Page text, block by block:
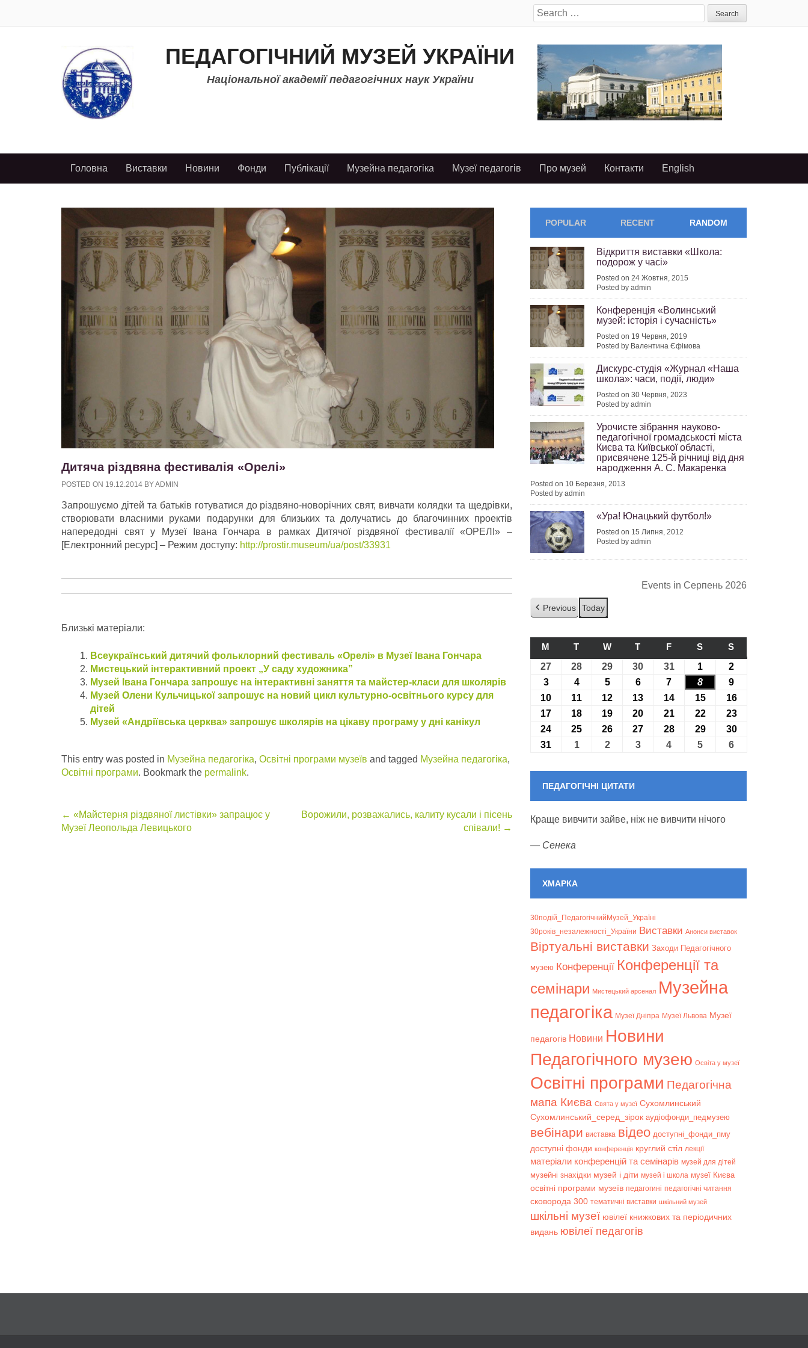
Search
for:
ПЕДАГОГІЧНИЙ МУЗЕЙ УКРАЇНИ
Національної академії педагогічних наук України
Головна Виставки Новини Фонди Публікації Музейна педагогіка Музеї педагогів Про музей Контакти English
Дитяча різдвяна фестивалія «Орелі»
POSTED ON 19.12.2014 BYADMIN
Запрошуємо дітей та батьків готуватися до різдвяно-новорічних свят, вивчати колядки та щедрівки,
створювати власними руками подарунки для близьких та долучатись до благочинних проектів
напередодні свят у Музеї Івана Гончара в рамках Дитячої різдвяної фестивалії «ОРЕЛІ» –
[Електронний ресурс] – Режим доступу: http://prostir.museum/ua/post/33931
Близькі матеріали:
Всеукраїнський дитячий фольклорний фестиваль «Орелі» в Музеї Івана Гончара
Мистецький інтерактивний проект „У саду художника”
Музей Івана Гончара запрошує на інтерактивні заняття та майстер-класи для школярів
Музей Олени Кульчицької запрошує на новий цикл культурно-освітнього курсу для
дітей
Музей «Андріївська церква» запрошує школярів на цікаву програму у дні канікул
This entry was posted in Музейна педагогіка, Освітні програми музеїв and tagged Музейна педагогіка,
Освітні програми. Bookmark the permalink.
Post
← «Майстерня різдвяної листівки» запрацює у
Музеї Леопольда Левицького
Ворожили, розважались, калиту кусали і пісень
співали! →
POPULAR RECENT RANDOM
Відкриття виставки «Школа:
подорож у часі»
Posted on 24 Жовтня, 2015
Posted by admin
Конференція «Волинський
музей: історія і сучасність»
Posted on 19 Червня, 2019
Posted by Валентина Єфімова
Дискурс-студія «Журнал «Наша
школа»: часи, події, люди»
Posted on 30 Червня, 2023
Posted by admin
Урочисте зібрання науково-
педагогічної громадськості міста
Києва та Київської області,
присвячене 125-й річниці від дня
народження А. С. Макаренка
Posted on 10 Березня, 2013
Posted by admin
«Ура! Юнацький футбол!»
Posted on 15 Липня, 2012
Posted by admin
Events in Серпень 2026
Previous Today
M ПОНЕДІЛОК
T ВІВТОРОК
WСЕРЕДА
T ЧЕТВЕР
FП’ЯТНИЦЯ
S СУБОТА
S
27 27.07.2026
28 28.07.2026
29 29.07.2026
30 30.07.2026
3131.07.2026
1 01.08.2026
2
303.08.2026
404.08.2026
505.08.2026
606.08.2026
7 07.08.2026
8 08.08.2026
9
10 10.08.2026
11 11.08.2026
12 12.08.2026
13 13.08.2026
1414.08.2026
1515.08.2026
1616.08.2026
17 17.08.2026
18 18.08.2026
19 19.08.2026
20 20.08.2026
2121.08.2026
2222.08.2026
2323.08.2026
24 24.08.2026
25 25.08.2026
26 26.08.2026
27 27.08.2026
2828.08.2026
2929.08.2026
3030.08.2026
31 31.08.2026
101.09.2026
202.09.2026
303.09.2026
4 04.09.2026
5 05.09.2026
6
ПЕДАГОГІЧНІ ЦИТАТИ
Краще вивчити зайве, ніж не вивчити нічого
— Сенека
ХМАРКА
30подій_ПедагогічнийМузей_Україні
30років_незалежності_України Bиставки Анонси виставок
Віртуальні виставки Заходи Педагогічного
музею Конференції Конференції та
семінари Мистецький арсенал Музейна
педагогіка Музеї Дніпра Музеї Львова Музеї
педагогів Новини Новини
Педагогічного музею Освіта у музеї
Освітні програми Педагогічна
мапа Києва Свята у музеї Сухомлинський
Сухомлинський_серед_зірок аудіофонди_педмузею
вебінари виставка відео доступні_фонди_пму
доступні фонди конференція круглий стіл лекції
матеріали конференцій та семінарів музей для дітей
музейні знахідки музей і діти музей і школа музеї Києва
освітні програми музеїв педагогині педагогічні читання
сковорода 300 тематичні виставки шкільний музей
шкільні музеї ювілеї книжкових та періодичних
видань ювілеї педагогів